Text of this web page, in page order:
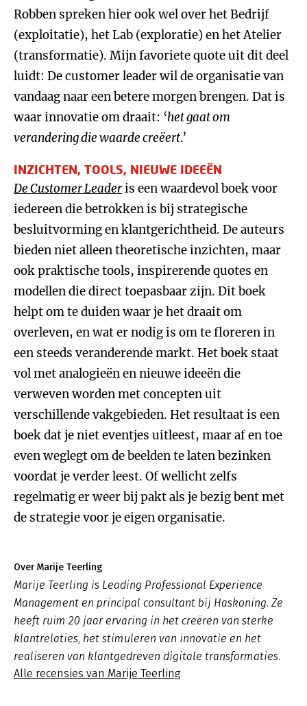
Robben spreken hier ook wel over het Bedrijf
(exploitatie), het Lab (exploratie) en het Atelier
(transformatie). Mijn favoriete quote uit dit deel
luidt: De customer leader wil de organisatie van
vandaag naar een betere morgen brengen. Dat is
waar innovatie om draait: ‘het gaat om
verandering die waarde creëert.’
INZICHTEN, TOOLS, NIEUWE IDEEËN
De Customer Leaderis een waardevol boek voor
iedereen die betrokken is bij strategische
besluitvorming en klantgerichtheid. De auteurs
bieden niet alleen theoretische inzichten, maar
ook praktische tools, inspirerende quotes en
modellen die direct toepasbaar zijn. Dit boek
helpt om te duiden waar je het draait om
overleven, en wat er nodig is om te floreren in
een steeds veranderende markt. Het boek staat
vol met analogieën en nieuwe ideeën die
verweven worden met concepten uit
verschillende vakgebieden. Het resultaat is een
boek dat je niet eventjes uitleest, maar af en toe
even weglegt om de beelden te laten bezinken
voordat je verder leest. Of wellicht zelfs
regelmatig er weer bij pakt als je bezig bent met
de strategie voor je eigen organisatie.
Over Marije Teerling
Marije Teerling is Leading Professional Experience
Management en principal consultant bij Haskoning. Ze
heeft ruim 20 jaar ervaring in het creëren van sterke
klantrelaties, het stimuleren van innovatie en het
realiseren van klantgedreven digitale transformaties.
Alle recensies van Marije Teerling